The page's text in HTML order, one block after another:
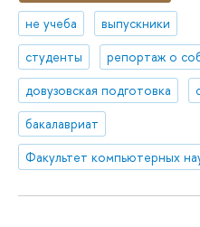
не учеба
выпускники
студенты
репортаж о
довузовская подготовка
бакалавриат
Факультет компьютерных